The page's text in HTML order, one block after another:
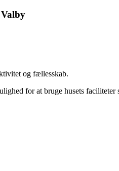
og fællesskab.
for at bruge husets